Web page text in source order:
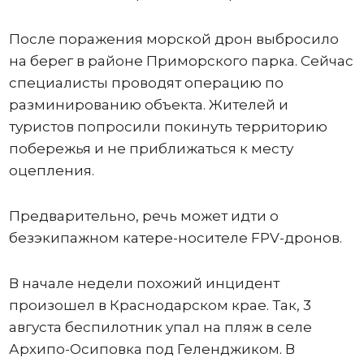
После поражения морской дрон выбросило
на берег в районе Приморского парка. Сейчас
специалисты проводят операцию по
разминированию объекта. Жителей и
туристов попросили покинуть территорию
побережья и не приближаться к месту
оцепления.
Предварительно, речь может идти о
безэкипажном катере-носителе FPV-дронов.
В начале недели похожий инцидент
произошел в Краснодарском крае. Так, 3
августа беспилотник упал на пляж в селе
Архипо-Осиповка под Геленджиком. В